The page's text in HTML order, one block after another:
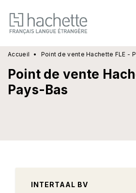
MENU RECHERCHE
PIED DE PAGE
Accueil • Point de vente Hachette FLE -
Point de vente
Pays-Bas
INTERTAAL BV